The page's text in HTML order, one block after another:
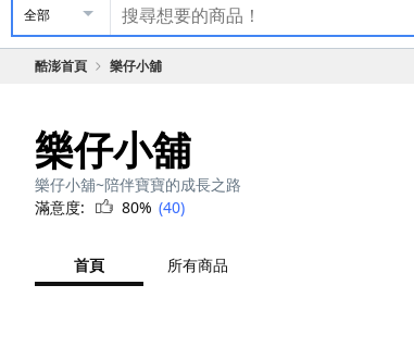
全部
酷澎首頁 樂仔小舖
樂仔小舖
樂仔小舖~陪伴寶寶的成長之路
滿意度:
80% (40)
首頁 所有商品